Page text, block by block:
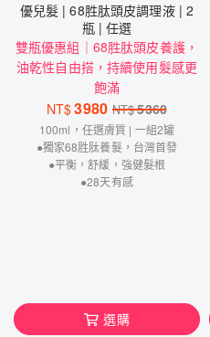
優兒髮 | 68胜肽頭皮調理液 | 2
瓶 | 任選
雙瓶優惠組｜68胜肽頭皮養護，
油乾性自由搭，持續使用髮感更
飽滿
NT$3980 NT$5360
100ml，任選膚質 | 一組2罐
●獨家68胜肽養髮，台灣首發
●平衡，舒緩，強健髮根
●28天有感
選購